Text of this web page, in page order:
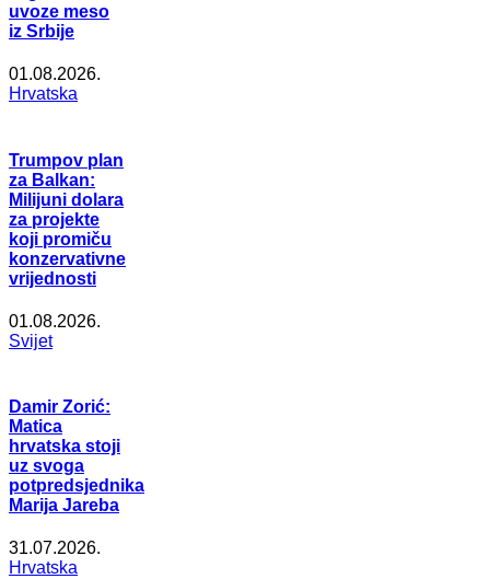
uvoze meso
iz Srbije
01.08.2026.
Hrvatska
Trumpov plan
za Balkan:
Milijuni dolara
za projekte
koji promiču
konzervativne
vrijednosti
01.08.2026.
Svijet
Damir Zorić:
Matica
hrvatska stoji
uz svoga
potpredsjednika
Marija Jareba
31.07.2026.
Hrvatska